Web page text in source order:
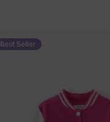
Best Seller